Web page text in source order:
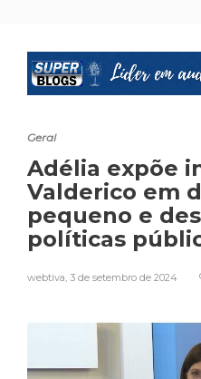
Geral
Adélia expõe
Valderico em
pequeno e
políticas
webtiva, 3 de setembro de 2024